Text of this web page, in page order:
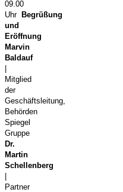
09.00
Uhr Begrüßung
und
Eröffnung
Marvin
Baldauf
Mitglied
der
Geschäftsleitung,
Behörden
Spiegel
Gruppe
Dr.
Martin
Schellenberg
Partner